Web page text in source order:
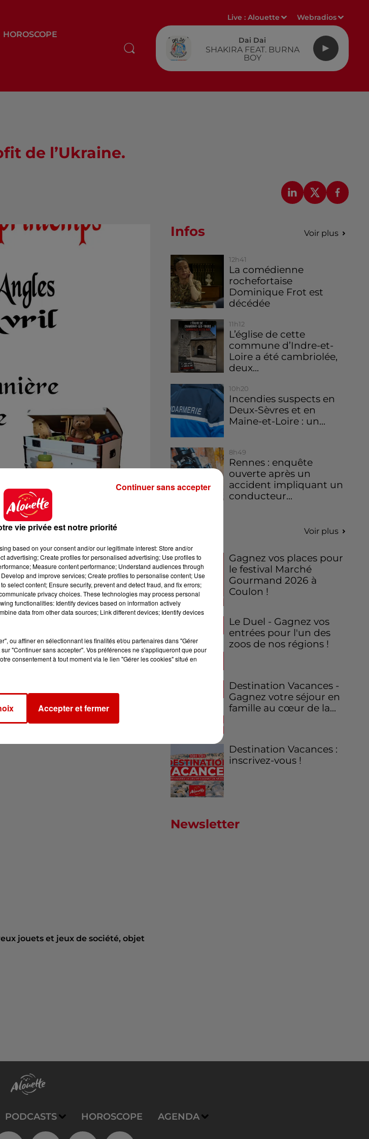
HOROSCOPE
Live :Alouette Webradios
Dai Dai
SHAKIRA FEAT. BURNA
BOY
de l’Ukraine.
jouets et jeux de société, objet
Infos Voir plus
12h41
La comédienne
rochefortaise
Dominique Frot est
décédée
11h12
L’église de cette
commune d’Indre-et-
Loire a été cambriolée,
deux...
10h20
Incendies suspects en
Deux-Sèvres et en
Maine-et-Loire : un...
8h49
Rennes : enquête
ouverte après un
accident impliquant un
conducteur...
Voir plus
Gagnez vos places pour
le festival Marché
Gourmand 2026 à
Coulon !
Le Duel - Gagnez vos
entrées pour l'un des
zoos de nos régions !
Destination Vacances -
Gagnez votre séjour en
famille au cœur de la...
Destination Vacances :
inscrivez-vous !
Newsletter
PODCASTS HOROSCOPE AGENDA
vie privée est notre priorité
based on your consent and/or our legitimate interest: Store and/or
advertising; Create profiles for personalised advertising; Use profiles to
Measure content performance; Understand audiences through
and improve services; Create profiles to personalise content; Use
select content; Ensure security, prevent and detect fraud, and fix errors;
privacy choices. These technologies may process personal
functionalities: Identify devices based on information actively
data from other data sources; Link different devices; Identify devices
ou affiner en sélectionnant les finalités et/ou partenaires dans "Gérer
"Continuer sans accepter". Vos préférences ne s'appliqueront que pour
consentement à tout moment via le lien "Gérer les cookies" situé en
Accepter et fermer
Continuer sans accepter